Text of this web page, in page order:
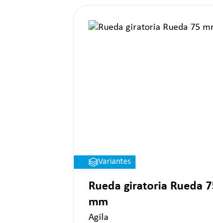
Variantes
Rueda giratoria Rueda
mm
Agila